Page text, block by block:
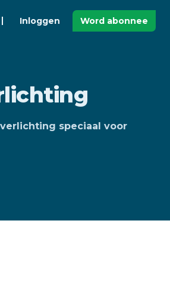
Inloggen Word abonnee
speciaal voor